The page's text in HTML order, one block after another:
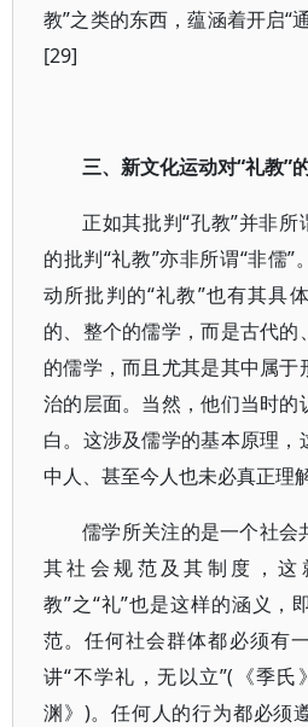
教”之类的东西，蕴涵着开启“
[29]
三、新文化运动对“礼教”
正如其批判“孔教”并非所
的批判“礼教”亦非所谓“非儒
动所批判的“礼教”也有其具
的、整个的儒学，而是古代
的儒学，而且尤其是其中属于
治的层面。当然，他们当时的
白。这涉及儒学的基本原理，
中人、甚至今人也未必真正理
儒学所关注的是一个社会
其社会规范及其制度，这
教”之“礼”也是这样的涵义，
范。任何社会群体都必须有
讲“不学礼，无以立”(《季氏
渊》)。任何人的行为都必须